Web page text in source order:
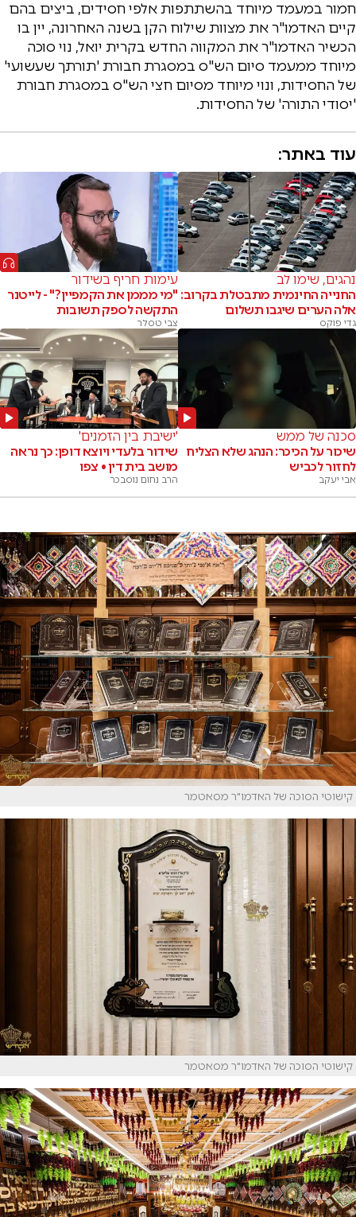
חמור במעמד מיוחד בהשתתפות אלפי חסידים, ביצים בהם
קיים האדמו"ר את מצוות שילוח הקן בשנה האחרונה, יין בו
הכשיר האדמו"ר את המקווה החדש בקרית יואל, נוי סוכה
מיוחד ממעמד סיום הש"ס במסגרת חבורת 'תורתך שעשועי'
של החסידות, ונוי מיוחד מסיום חצי הש"ס במסגרת חבורת
'יסודי התורה' של החסידות.
עוד באתר:
נהגים, שימו לב
החנייה החינמית מתבטלת בקרוב:
אלה הערים שיגבו תשלום
גדי פוקס
עימות חריף בשידור
"מי מממן את הקמפיין?" - לייטנר
התקשה לספק תשובות
צבי טסלר
סכנה של ממש
שיכור על הכיכר: הנהג שלא הצליח
לחזור לכביש
אבי יעקב
'ישיבת בין הזמנים'
שידור בלעדי ויוצא דופן: כך נראה
מושב בית דין • צפו
הרב נחום נוסבכר
קישוטי הסוכה של האדמו"ר מסאטמר
קישוטי הסוכה של האדמו"ר מסאטמר